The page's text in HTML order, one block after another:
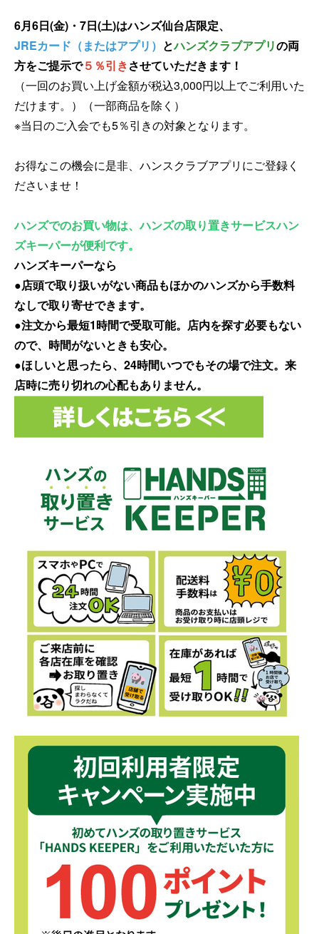
6月6日(金)・7日(土)はハンズ仙台店限定、
JREカード（またはアプリ） とハンズクラブアプリの両
方をご提示で５％引きさせていただきます ！
（一回のお買い上げ金額が税込3,000円以上でご利用いた
だけます。）（一部商品を除く）
※当日のご入会でも5％引きの対象となります。
お得なこの機会に是非、ハンスクラブアプリにご登録く
ださいませ！
ハンズでのお買い物は、ハンズの取り置きサービスハン
ズキーパーが便利です。
ハンズキーパーなら
●店頭で取り扱いがない商品もほかのハンズから手数料
なしで取り寄せできます。
●注文から最短1時間で受取可能。店内を探す必要もない
ので、時間がないときも安心。
●ほしいと思ったら、24時間いつでもその場で注文。来
店時に売り切れの心配もありません。